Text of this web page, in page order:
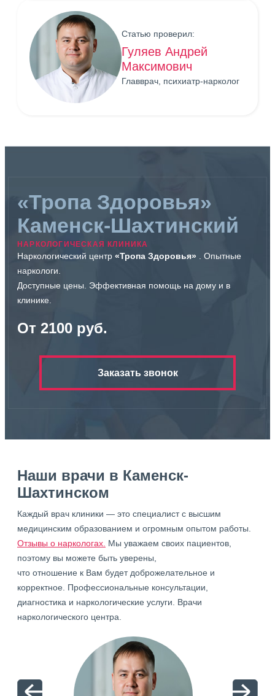
Статью проверил:
Гуляев Андрей
Максимович
Главврач, психиатр-нарколог
«Тропа Здоровья»
Каменск-Шахтинский
НАРКОЛОГИЧЕСКАЯ КЛИНИКА
Наркологический центр «Тропа Здоровья»
. Опытные
наркологи.
Доступные цены. Эффективная помощь на дому и в
клинике.
От 2100 руб.
Заказать звонок
Наши врачи в Каменск-
Шахтинском
Каждый врач клиники — это специалист с высшим
медицинским образованием и огромным опытом работы.
Отзывы о наркологах. Мы уважаем своих пациентов,
поэтому вы можете быть уверены,
что отношение к Вам будет доброжелательное и
корректное. Профессиональные консультации,
диагностика и наркологические услуги. Врачи
наркологического центра.